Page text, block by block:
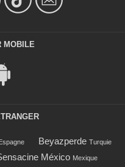
MOBILE
Espagne Beyazperde Turquie
México Mexique